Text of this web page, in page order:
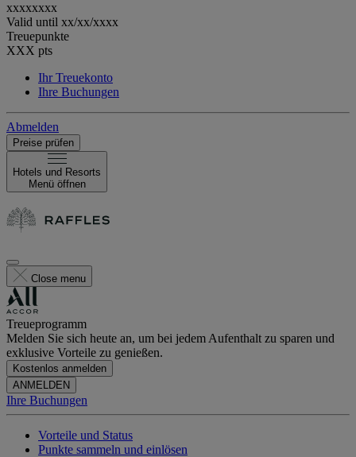
xxxxxxxx
Valid until xx/xx/xxxx
Treuepunkte
XXX pts
Ihr Treuekonto
Ihre Buchungen
Abmelden
Preise prüfen
Hotels und Resorts
Menü öffnen
Close menu
Treueprogramm
Melden Sie sich heute an, um bei jedem Aufenthalt zu sparen und
exklusive Vorteile zu genießen.
Kostenlos anmelden
ANMELDEN
Ihre Buchungen
Vorteile und Status
Punkte sammeln und einlösen